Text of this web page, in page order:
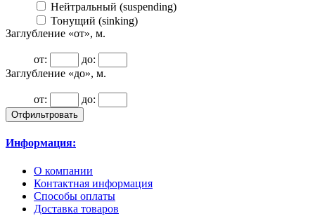
Нейтральный (suspending)
Тонущий (sinking)
Заглубление «от», м.
от:
до:
Заглубление «до», м.
от: до:
Информация:
О компании
Контактная информация
Способы оплаты
Доставка товаров